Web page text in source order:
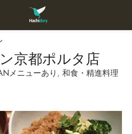
京都ポルタ店
メニューあり , 和食・精進料理